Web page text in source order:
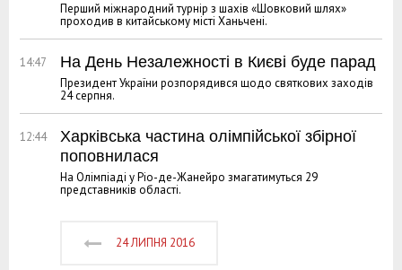
Перший міжнародний турнір з шахів «Шовковий шлях»
проходив в китайському місті Ханьчені.
14:47 На День Незалежності в Києві буде парад
Президент України розпорядився щодо святкових заходів
24 серпня.
12:44
Харківська частина олімпійської збірної
поповнилася
На Олімпіаді у Ріо-де-Жанейро змагатимуться 29
представників області.
24 ЛИПНЯ 2016